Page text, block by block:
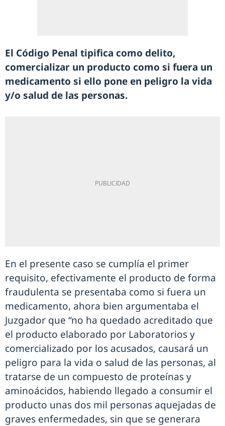
El Código Penal tipifica como delito,
comercializar un producto como si fuera un
medicamento si ello pone en peligro la vida
y/o salud de las personas.
En el presente caso se cumplía el primer
requisito, efectivamente el producto de forma
fraudulenta se presentaba como si fuera un
medicamento, ahora bien argumentaba el
Juzgador que “no ha quedado acreditado que
el producto elaborado por Laboratorios y
comercializado por los acusados, causará un
peligro para la vida o salud de las personas, al
tratarse de un compuesto de proteínas y
aminoácidos, habiendo llegado a consumir el
producto unas dos mil personas aquejadas de
graves enfermedades, sin que se generara